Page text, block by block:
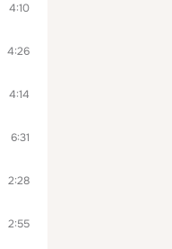
4:10
4:26
4:14
6:31
2:28
2:55